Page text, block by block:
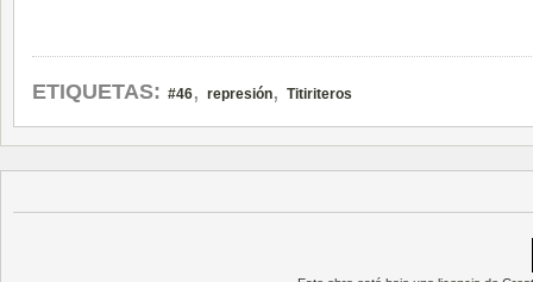
ETIQUETAS: #46, represión, Titiriteros